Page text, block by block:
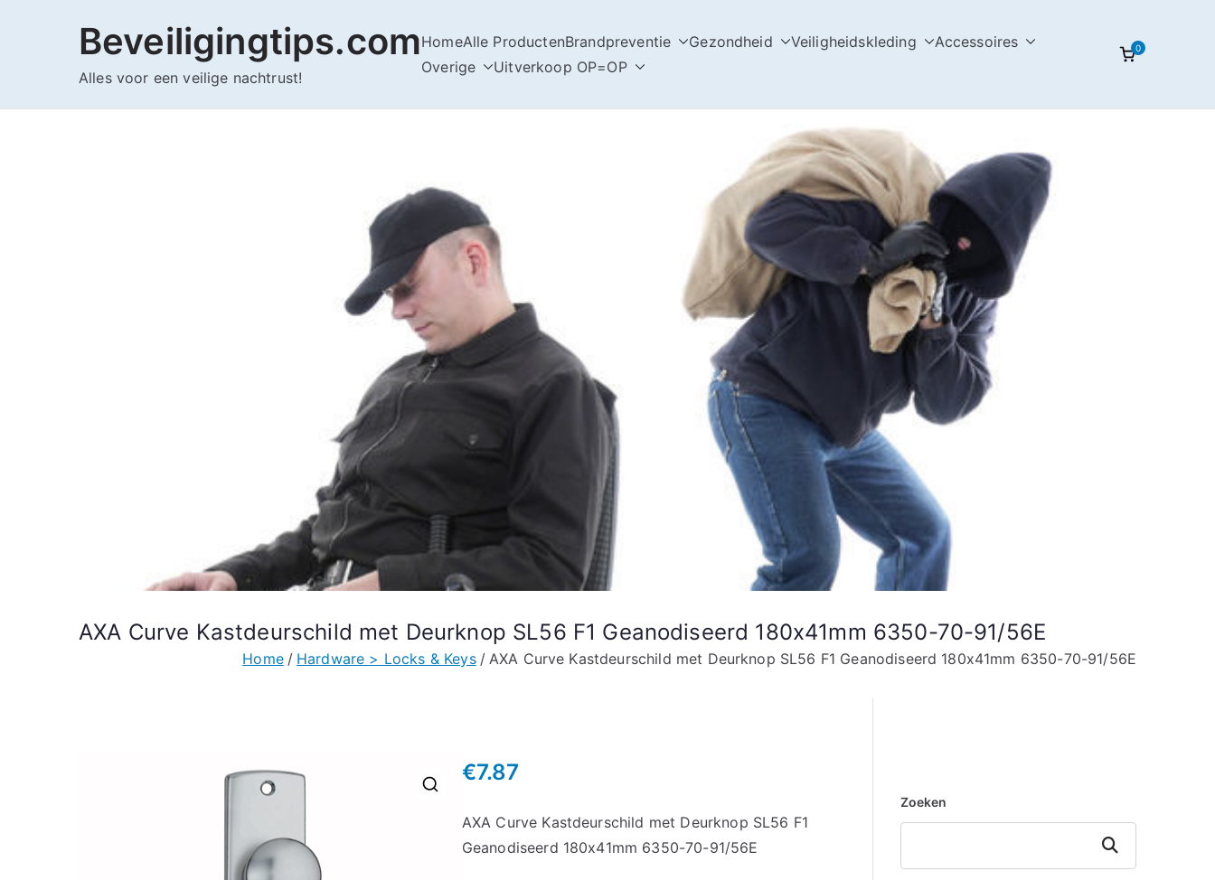
Beveiligingtips.com
Alles voor een veilige nachtrust!
HomeAlle ProductenBrandpreventie Gezondheid Veiligheidskleding
Accessoires
Overige
Uitverkoop OP=OP
0
AXA Curve Kastdeurschild met Deurknop SL56 F1 Geanodiseerd 180x41mm 6350-70-91/56E
Home Hardware > Locks & Keys AXA Curve Kastdeurschild met Deurknop SL56 F1 Geanodiseerd 180x41mm 6350-70-91/56E
€7.87
AXA Curve Kastdeurschild met Deurknop SL56 F1
Geanodiseerd 180x41mm 6350-70-91/56E
Zoeken
Zoeken